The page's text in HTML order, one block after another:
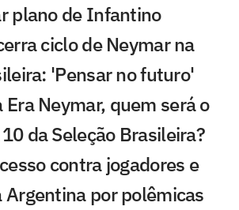
plano de Infantino
ciclo de Neymar na
'Pensar no futuro'
Era Neymar, quem será o
da Seleção Brasileira?
contra jogadores e
Argentina por polêmicas